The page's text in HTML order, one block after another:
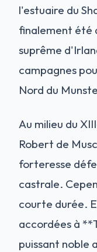
l'estuaire du
finalement été
suprême
campagnes
Nord du
Au milieu du
Robert de
forteresse
castrale.
courte durée.
accordées à
puissant noble